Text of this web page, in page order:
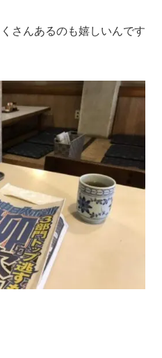
さんあるのも嬉しいんです